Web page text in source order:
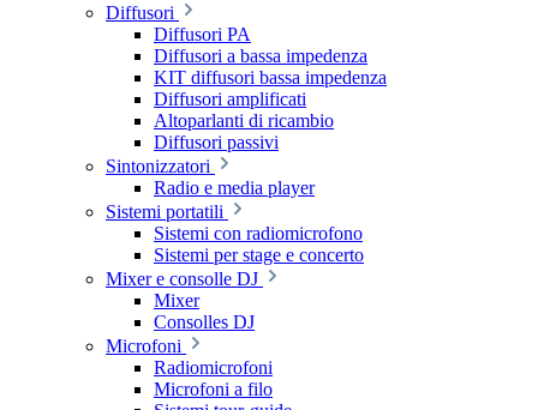
Diffusori
Diffusori PA
Diffusori a bassa impedenza
KIT diffusori bassa impedenza
Diffusori amplificati
Altoparlanti di ricambio
Diffusori passivi
Sintonizzatori
Radio e media player
Sistemi portatili
Sistemi con radiomicrofono
Sistemi per stage e concerto
Mixer e consolle DJ
Mixer
Consolles DJ
Microfoni
Radiomicrofoni
Microfoni a filo